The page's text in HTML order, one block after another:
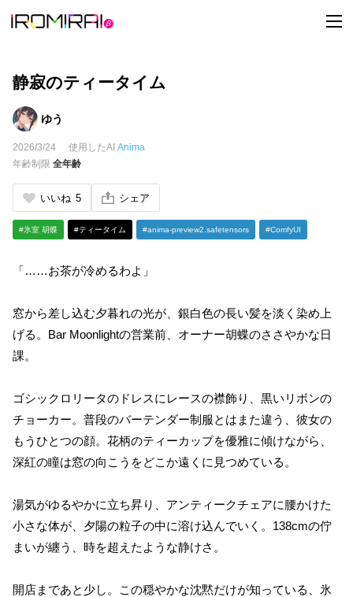
t
o
静寂のティータイム
ゆう
2026/3/24 使用したAI Anima
年齢制限 全年齢
いいね 5 シェア
#氷室 胡蝶 #ティータイム #anima-preview2.safetensors #ComfyUI
「……お茶が冷めるわよ」
窓から差し込む夕暮れの光が、銀白色の長い髪を淡く染め上
げる。Bar Moonlightの営業前、オーナー胡蝶のささやかな日
課。
ゴシックロリータのドレスにレースの襟飾り、黒いリボンの
チョーカー。普段のバーテンダー制服とはまた違う、彼女の
もうひとつの顔。花柄のティーカップを優雅に傾けながら、
深紅の瞳は窓の向こうをどこか遠くに見つめている。
湯気がゆるやかに立ち昇り、アンティークチェアに腰かけた
小さな体が、夕陽の粒子の中に溶け込んでいく。138cmの佇
まいが纏う、時を超えたような静けさ。
開店まであと少し。この穏やかな沈黙だけが知っている、氷